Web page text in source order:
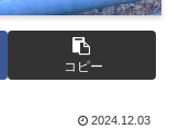
コピー
2024.12.03